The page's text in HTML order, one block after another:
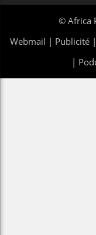
© Africa
Webmail | Publicité
|